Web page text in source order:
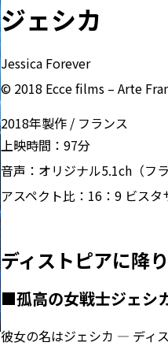
ジェシカ
Jessica Forever
© 2018 Ecce films – Arte
2018年製作
フランス
上映時間： 97分
音声： オリジナル5.1ch（フラ
アスペクト比： 16：9 ビスタ
ディストピアに降
■孤高の女戦士ジェシ
彼女の名はジェシカ ― ディ